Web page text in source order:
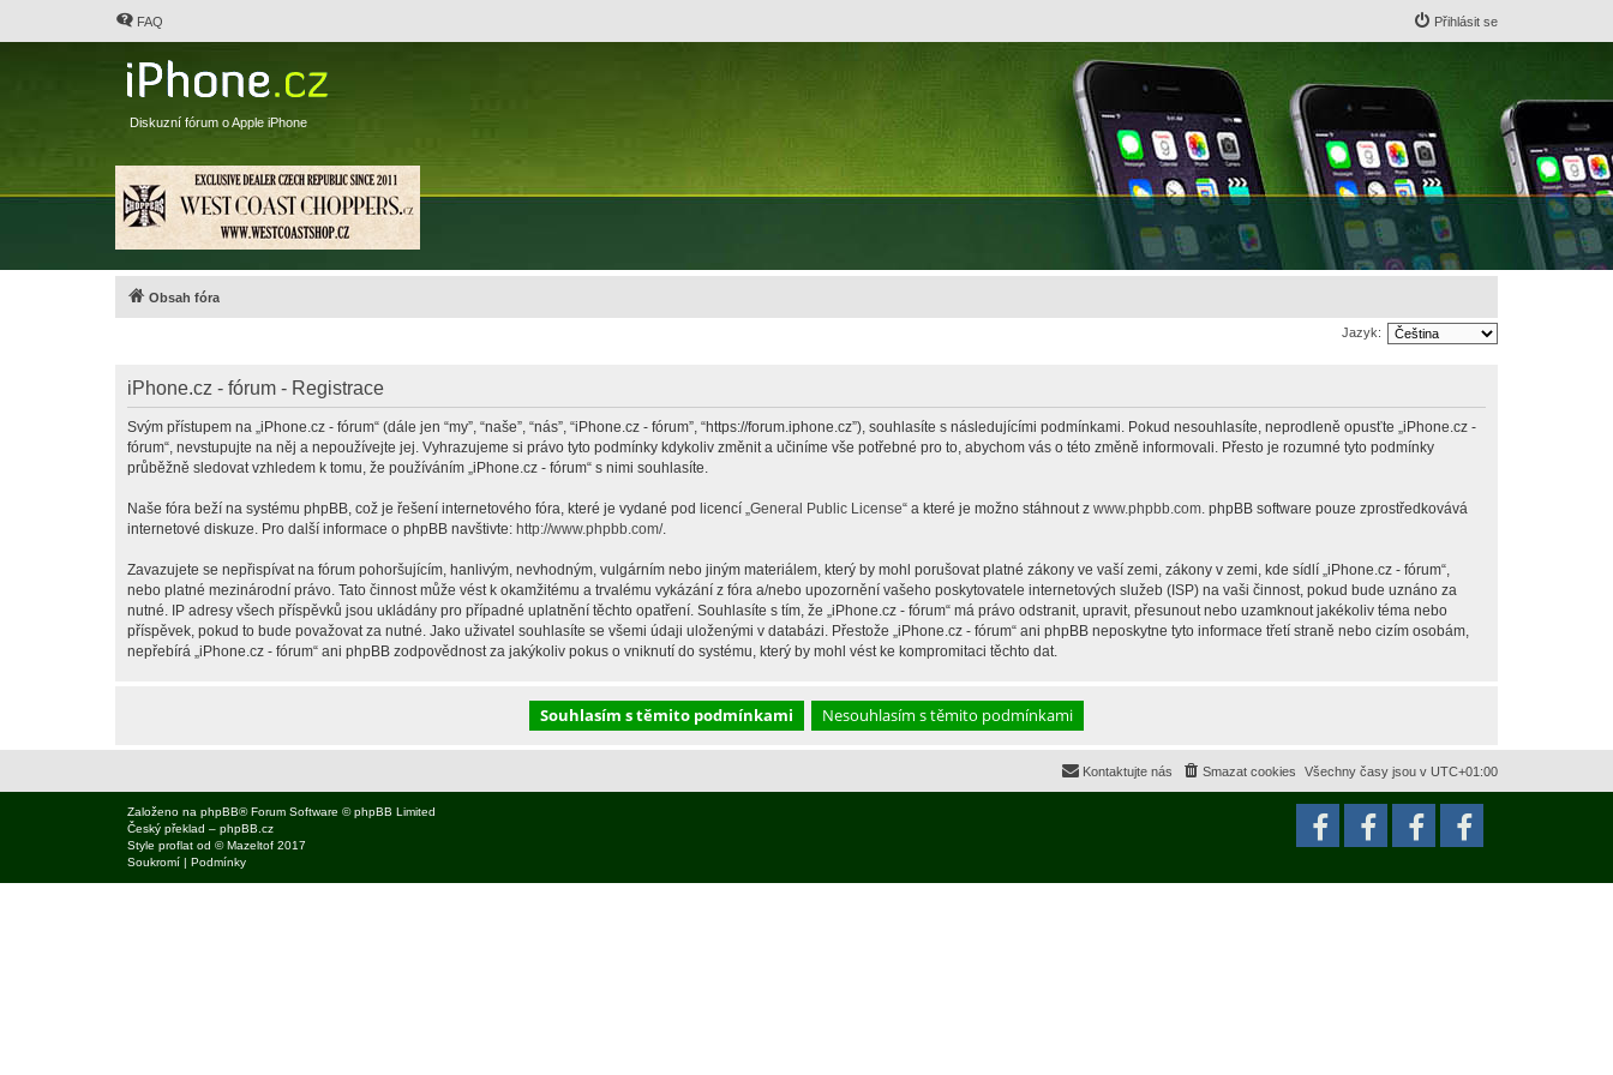
FAQ Přihlásit se
Diskuzní fórum o Apple iPhone
Obsah fóra
Jazyk:
iPhone.cz - fórum - Registrace
Svým přístupem na „iPhone.cz - fórum“ (dále jen “my”, “naše”, “nás”, “iPhone.cz - fórum”, “https://forum.iphone.cz”), souhlasíte s následujícími podmínkami. Pokud nesouhlasíte, neprodleně opusťte „iPhone.cz -
fórum“, nevstupujte na něj a nepoužívejte jej. Vyhrazujeme si právo tyto podmínky kdykoliv změnit a učiníme vše potřebné pro to, abychom vás o této změně informovali. Přesto je rozumné tyto podmínky
průběžně sledovat vzhledem k tomu, že používáním „iPhone.cz - fórum“ s nimi souhlasíte.
Naše fóra beží na systému phpBB, což je řešení internetového fóra, které je vydané pod licencí „ General Public License“ a které je možno stáhnout z www.phpbb.com . phpBB software pouze zprostředkovává
internetové diskuze. Pro další informace o phpBB navštivte: http://www.phpbb.com/.
Zavazujete se nepřispívat na fórum pohoršujícím, hanlivým, nevhodným, vulgárním nebo jiným materiálem, který by mohl porušovat platné zákony ve vaší zemi, zákony v zemi, kde sídlí „iPhone.cz - fórum“,
nebo platné mezinárodní právo. Tato činnost může vést k okamžitému a trvalému vykázání z fóra a/nebo upozornění vašeho poskytovatele internetových služeb (ISP) na vaši činnost, pokud bude uznáno za
nutné. IP adresy všech příspěvků jsou ukládány pro případné uplatnění těchto opatření. Souhlasíte s tím, že „iPhone.cz - fórum“ má právo odstranit, upravit, přesunout nebo uzamknout jakékoliv téma nebo
příspěvek, pokud to bude považovat za nutné. Jako uživatel souhlasíte se všemi údaji uloženými v databázi. Přestože „iPhone.cz - fórum“ ani phpBB neposkytne tyto informace třetí straně nebo cizím osobám,
nepřebírá „iPhone.cz - fórum“ ani phpBB zodpovědnost za jakýkoliv pokus o vniknutí do systému, který by mohl vést ke kompromitaci těchto dat.
Všechny časy jsou v UTC+01:00
Smazat cookies
Kontaktujte nás
Založeno na phpBB® Forum Software © phpBB Limited
Český překlad – phpBB.cz
Style proflat od ©Mazeltof 2017
Soukromí | Podmínky